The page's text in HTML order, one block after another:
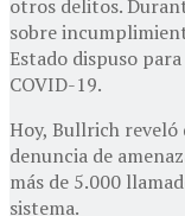
otros delitos.
sobre
Estado dispuso
COVID-19.
Hoy, Bullrich reveló
denuncia de
más de 5.000
sistema.